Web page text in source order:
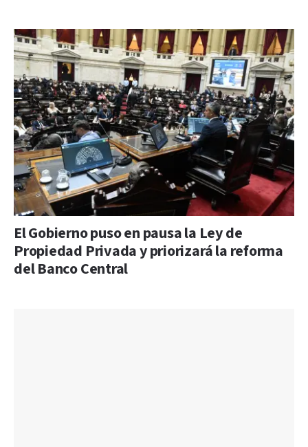
El Gobierno puso en pausa la Ley de
Propiedad Privada y priorizará la reforma
del Banco Central